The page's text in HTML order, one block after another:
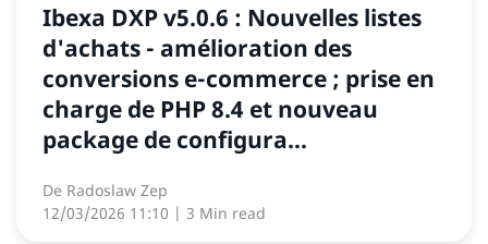
Ibexa DXP v5.0.6 : Nouvelles listes
d'achats - amélioration des
conversions e-commerce ; prise en
charge de PHP 8.4 et nouveau
package de configura...
De Radoslaw Zep
12/03/2026 11:10 | 3 Min read